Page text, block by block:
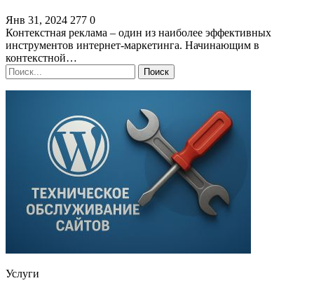
Янв 31, 2024 277 0
Контекстная реклама – один из наиболее эффективных
инструментов интернет-маркетинга. Начинающим в
контекстной…
Услуги